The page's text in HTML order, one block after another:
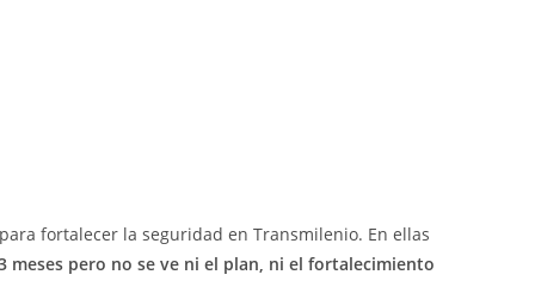
fortalecer la seguridad en Transmilenio. En ellas
meses pero no se ve ni el plan, ni el fortalecimiento